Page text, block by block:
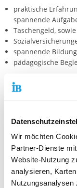
Wir möchten
Partner-Dienste
Website-Nutzung
analysieren,
Nutzungsanalysen
praktische
spannende
Taschengeld,
spannende
pädagogische
Wir freuen uns auf
Bitte nutze hierfür
du persönliche
die notwendigen
Format) direkt